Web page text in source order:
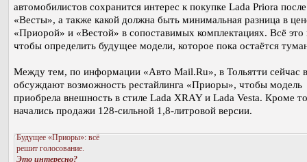
автомобилистов сохранится интерес к покупке Lada Priora
«Весты», а также какой должна быть минимальная разница в
«Приорой» и «Вестой» в сопоставимых комплектациях. Всё
чтобы определить будущее модели, которое пока остаётся
Между тем, по информации «Авто Mail.Ru», в Тольятти сейчас
обсуждают возможность рестайлинга «Приоры», чтобы модель
приобрела внешность в стиле Lada XRAY и Lada Vesta. Кроме
начались продажи 128-сильной 1,8-литровой версии.
Будущее «Приоры»: всё
решит голосование.
Это интересно?